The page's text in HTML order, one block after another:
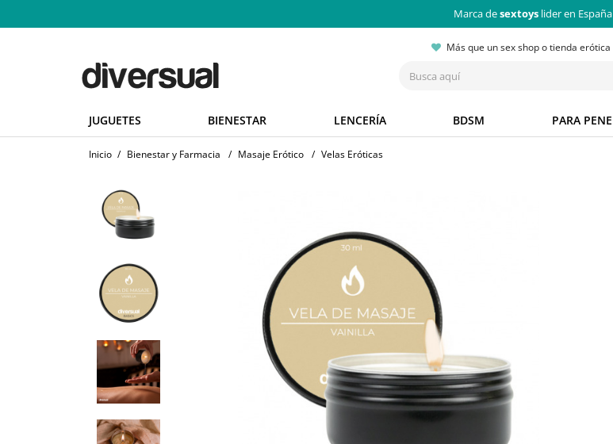
Marca desextoys lider en España
Más que un sex shop o tienda erótica
JUGUETES BIENESTAR LENCERÍA BDSM PARA PENE
Inicio / Bienestar y Farmacia / Masaje Erótico / Velas Eróticas